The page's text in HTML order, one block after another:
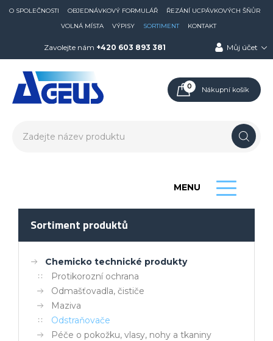
O SPOLEČNOSTI OBJEDNÁVKOVÝ FORMULÁŘ
ŘEZÁNÍ UCPÁVKOVÝCH ŠŇŮR
VOLNÁ MÍSTA
VÝPISY SORTIMENT KONTAKT
Zavolejte nám +420 603 893 381 Můj účet
0 Nákupní košík
MENU
Sortiment produktů
Chemicko technické produkty
Protikorozní ochrana
Odmašťovadla, čističe
Maziva
Odstraňovače
Péče o pokožku, vlasy, nohy a tkaniny